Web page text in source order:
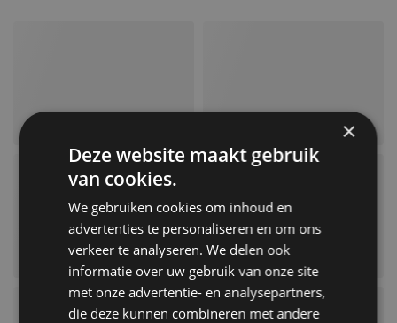
×
Deze website maakt gebruik
van cookies.
We gebruiken cookies om inhoud en
advertenties te personaliseren en om ons
verkeer te analyseren. We delen ook
informatie over uw gebruik van onze site
met onze advertentie- en analysepartners,
die deze kunnen combineren met andere